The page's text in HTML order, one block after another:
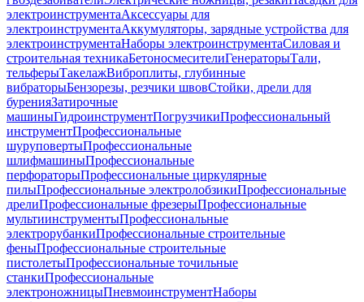
электроинструментаАксессуары для
электроинструментаАккумуляторы, зарядные устройства для
электроинструментаНаборы электроинструментаСиловая и
строительная техникаБетоносмесителиГенераторыТали,
тельферыТакелажВиброплиты, глубинные
вибраторыБензорезы, резчики швовСтойки, дрели для
буренияЗатирочные
машиныГидроинструментПогрузчикиПрофессиональный
инструментПрофессиональные
шуруповертыПрофессиональные
шлифмашиныПрофессиональные
перфораторыПрофессиональные циркулярные
пилыПрофессиональные электролобзикиПрофессиональные
дрелиПрофессиональные фрезерыПрофессиональные
мультиинструментыПрофессиональные
электрорубанкиПрофессиональные строительные
феныПрофессиональные строительные
пистолетыПрофессиональные точильные
станкиПрофессиональные
электроножницыПневмоинструментНаборы